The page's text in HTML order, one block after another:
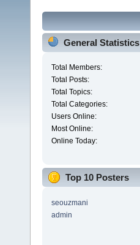
General Statistics
Total Members:
Total Posts:
Total Topics:
Total Categories:
Users Online:
Most Online:
Online Today:
Top 10 Posters
seouzmani
admin